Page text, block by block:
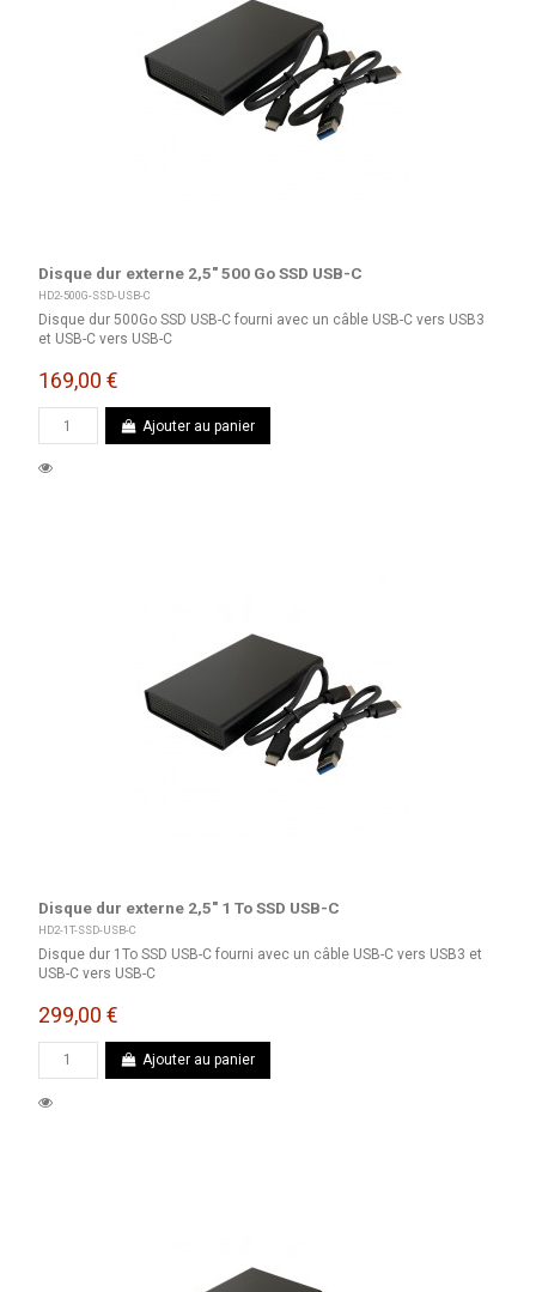
Disque dur externe 2,5" 500 Go SSD USB-C
HD2-500G-SSD-USB-C
Disque dur 500Go SSD USB-C fourni avec un câble USB-C vers USB3
et USB-C vers USB-C
169,00 €
Ajouter au panier
Disque dur externe 2,5" 1 To SSD USB-C
HD2-1T-SSD-USB-C
Disque dur 1To SSD USB-C fourni avec un câble USB-C vers USB3 et
USB-C vers USB-C
299,00 €
Ajouter au panier